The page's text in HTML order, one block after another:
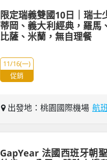
限定瑞義雙國10日｜瑞士
蒂岡、義大利經典，羅馬
比薩、米蘭，無自理餐
11/16(一)
促銷
出發地：桃園國際機場 航
GapYear 法國西班牙朝